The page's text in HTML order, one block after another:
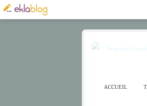
ACCUEIL